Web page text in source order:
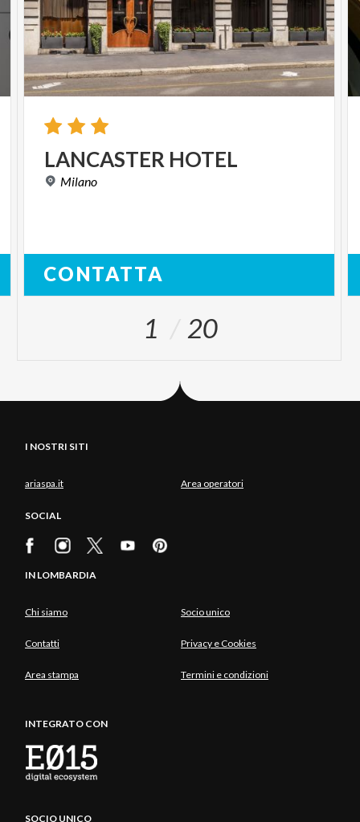
LANCASTER HOTEL
Milano
CONTATTA
1 20
I NOSTRI SITI
ariaspa.it Area operatori
SOCIAL
IN LOMBARDIA
Chi siamo Socio unico
Contatti Privacy e Cookies
Area stampa Termini e condizioni
INTEGRATO CON
SOCIO UNICO